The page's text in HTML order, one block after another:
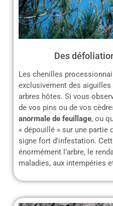
Des
Les chenilles
exclusivement des
arbres hôtes. Si vous
de vos pins ou de vos
anormale de feuillage, ou
« dépouillé » sur une partie
signe fort d’infestation.
énormément l’arbre, le
maladies, aux intempéries